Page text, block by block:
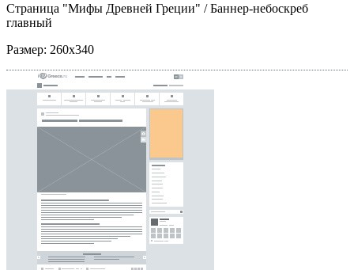
Страница "Мифы Древней Греции" / Баннер-небоскреб
главный
Размер: 260x340